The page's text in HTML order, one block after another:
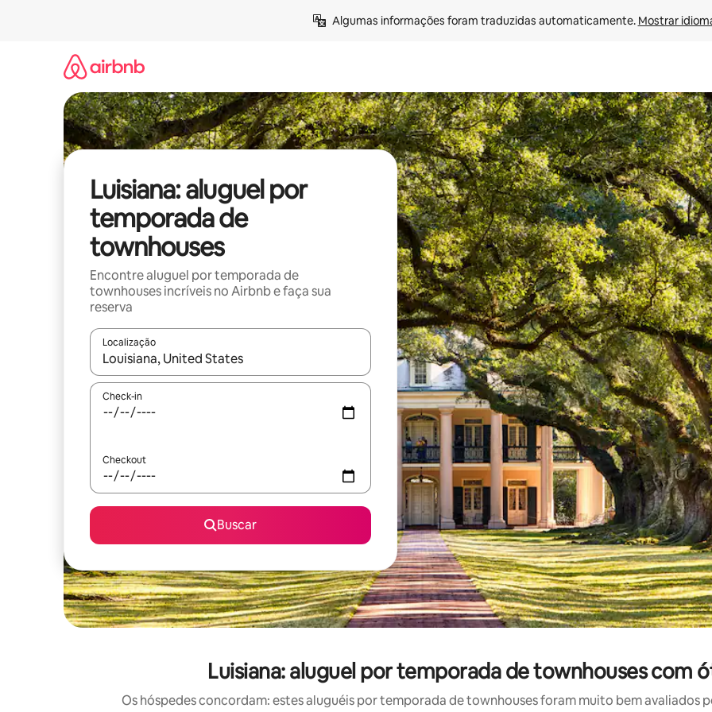
Algumas informações foram traduzidas automaticamente. Mostrar
Luisiana: aluguel por
temporada de
townhouses
Encontre aluguel por temporada de
townhouses incríveis no Airbnb e faça sua
reserva
Localização
Quando os resultados estiverem disponíveis, explore-os usando as seta para cima e para baixo do teclado ou tocando
Check-in
Checkout
Buscar
Luisiana: aluguel por temporada de townhouses com
Os hóspedes concordam: estes aluguéis por temporada de townhouses foram muito bem avaliados